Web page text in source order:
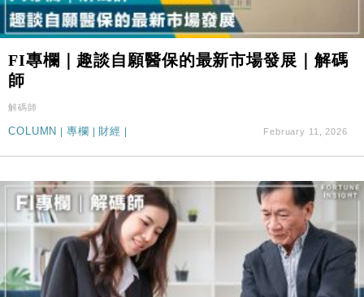
FI專欄｜趣談自願醫保的最新市場發展｜解碼
師
解碼師
COLUMN 專欄 財經 February 11, 2026